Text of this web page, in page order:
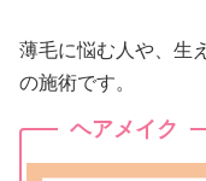
薄毛に悩む人や、生
の施術です。
ヘアメイク